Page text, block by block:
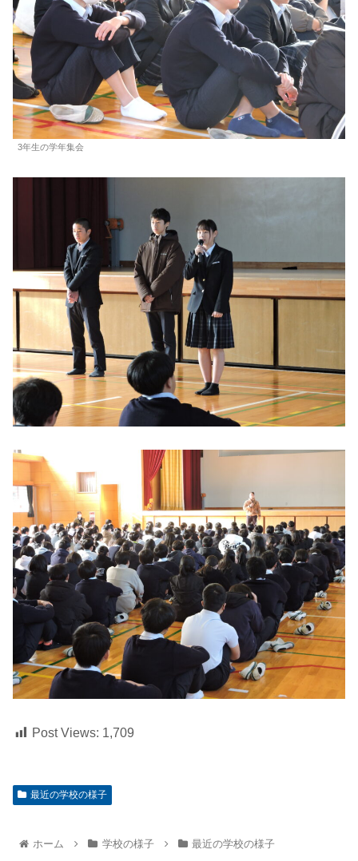
3年生の学年集会
Post Views: 1,709
最近の学校の様子
ホーム 学校の様子 最近の学校の様子